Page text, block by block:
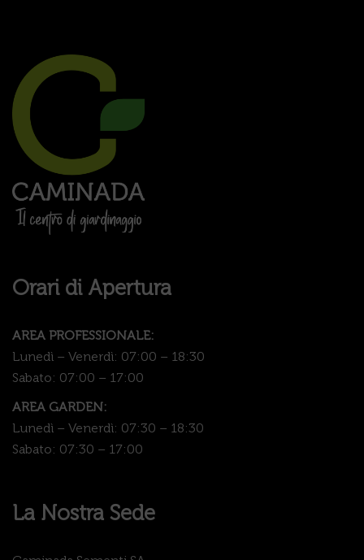
Orari di Apertura
AREA PROFESSIONALE:
Lunedì – Venerdì: 07:00 – 18:30
Sabato: 07:00 – 17:00
AREA GARDEN:
Lunedì – Venerdì: 07:30 – 18:30
Sabato: 07:30 – 17:00
La Nostra Sede